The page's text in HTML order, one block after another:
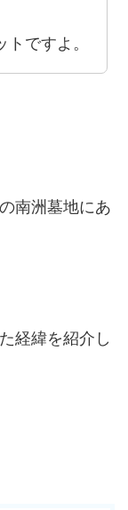
ですよ。
南洲墓地にあ
経緯を紹介し